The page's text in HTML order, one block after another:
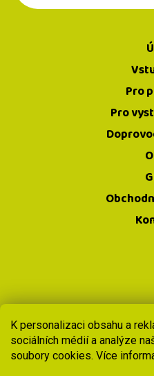
K personalizaci obsahu a
sociálních médií a analýze
soubory cookies. Více
Pro
Pro
Copyright 2026
práva vyhrazena.